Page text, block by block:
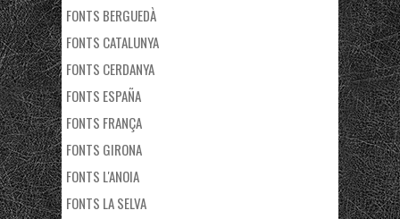
FONTS BERGUEDÀ
FONTS CATALUNYA
FONTS CERDANYA
FONTS ESPAÑA
FONTS FRANÇA
FONTS GIRONA
FONTS L'ANOIA
FONTS LA SELVA